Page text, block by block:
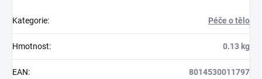
Kategorie: Péče o tělo
Hmotnost: 0.13 kg
EAN: 8014530011797